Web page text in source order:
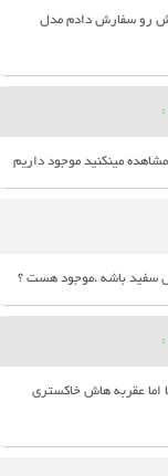
رو سفارش دادم مدل
:
مینکنید موجود داریم
سفيد باشه ،موجود هست ؟
:
اما عقربه هاش خاکستری